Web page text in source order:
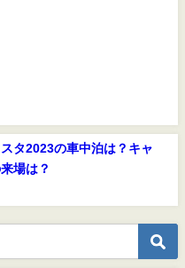
タ2023の車中泊は？キャ
場は？